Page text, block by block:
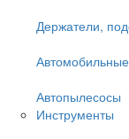
Держатели,
Автопылесосы
Инструменты